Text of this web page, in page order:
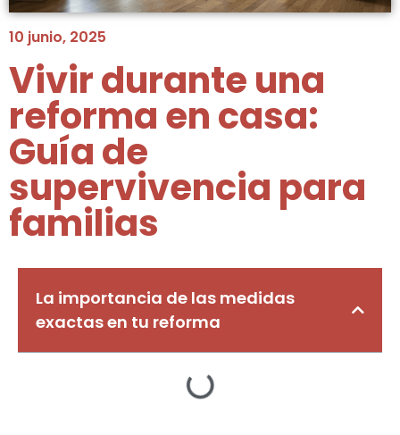
10 junio, 2025
Vivir durante una
reforma en casa:
Guía de
supervivencia para
familias
La importancia de las medidas
exactas en tu reforma